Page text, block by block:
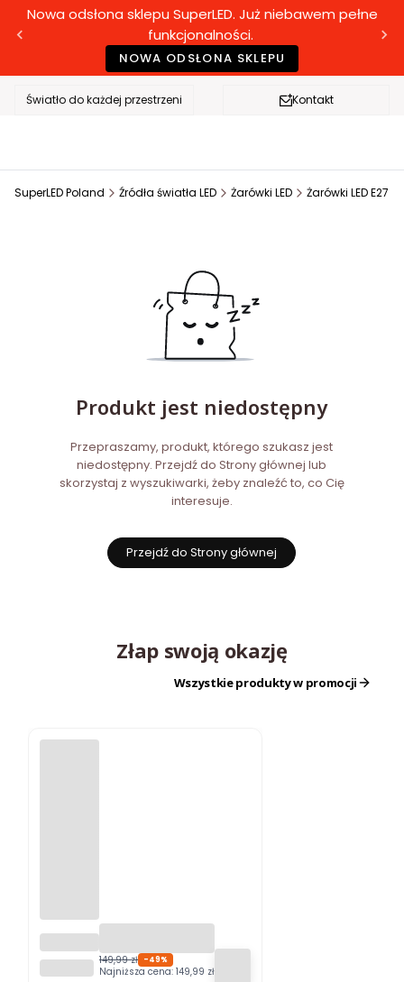
Nowa odsłona sklepu SuperLED. Już niebawem pełne
funkcjonalności.
NOWA ODSŁONA SKLEPU
Światło do każdej przestrzeni Kontakt
SuperLED Poland Źródła światła LED Żarówki LED Żarówki LED E27
Produkt jest niedostępny
Przepraszamy, produkt, którego szukasz jest
niedostępny. Przejdź do Strony głównej lub
skorzystaj z wyszukiwarki, żeby znaleźć to, co Cię
interesuje.
Przejdź do Strony głównej
Złap swoją okazję
Wszystkie produkty w promocji
ogrodo
wa
149,99 zł -49%
Najniższa cena: 149,99 zł